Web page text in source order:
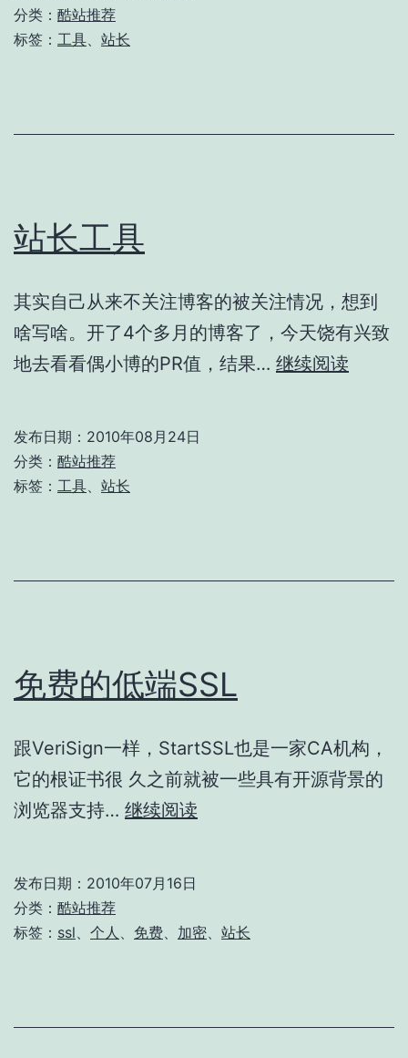
分类： 酷站推荐
标签： 工具 站长
站长工具
其实自己从来不关注博客的被关注情况，想到
啥写啥。开了4个多月的博客了，今天饶有兴致
地去看看偶小博的PR值，结果… 继续阅读
发布日期： 2010年08月24日
分类： 酷站推荐
标签： 工具 站长
免费的低端SSL
跟VeriSign一样，StartSSL也是一家CA机构，
它的根证书很 久之前就被一些具有开源背景的
浏览器支持… 继续阅读
端
发布日期： 2010年07月16日
分类： 酷站推荐
标签： ssl 个人 免费 加密 站长